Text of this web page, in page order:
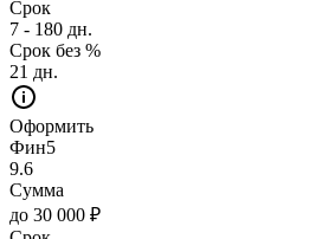
Срок
7 - 180 дн.
Срок без %
21 дн.
Оформить
Фин5
9.6
Сумма
до 30 000 ₽